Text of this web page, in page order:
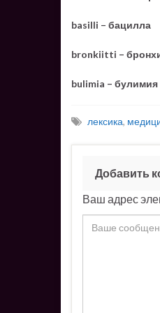
basilli – бацилла
bronkiitti –
bulimia – булимия
лексика,
Добавить
Ваш адрес